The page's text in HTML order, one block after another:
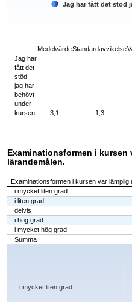
Jag har fått det stöd
MedelvärdeStandardavvikelse
Jag har
fått det
stöd
jag har
behövt
under
kursen.
3,1 1,3
Examinationsformen i
lärandemålen.
Examinationsformen i kursen var lämplig
i mycket liten grad
i liten grad
delvis
i hög grad
i mycket hög grad
Summa
Chart
The chart has 1 X axis displaying
i mycket liten grad